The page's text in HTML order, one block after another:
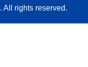
All rights reserved.